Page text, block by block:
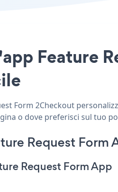
Feature
Form 2Checkout
o dove preferisci sul tuo
Request Form
Request Form App